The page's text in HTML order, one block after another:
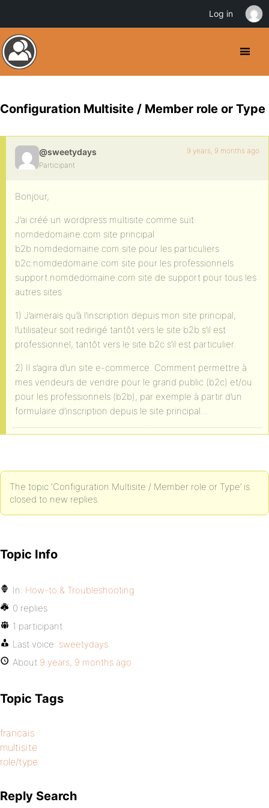
Configuration Multisite / Member role or Type
@sweetydays
Participant
9 years, 9 months ago
Bonjour,
J’ai créé un wordpress multisite comme suit:
nomdedomaine.com site principal
b2b.nomdedomaine.com site pour les particuliers
b2c.nomdedomaine.com site pour les professionnels
support.nomdedomaine.com site de support pour tous les
autres sites
1) J’aimerais qu’à l’inscription depuis mon site principal,
l’utilisateur soit redirigé tantôt vers le site b2b s’il est
professionnel, tantôt vers le site b2c s’il est particulier.
2) Il s’agira d’un site e-commerce. Comment permettre à
mes vendeurs de vendre pour le grand public (b2c) et/ou
pour les professionnels (b2b), par exemple à partir d’un
formulaire d’inscription depuis le site principal…
The topic ‘Configuration Multisite / Member role or Type’ is
closed to new replies.
Topic Info
In: How-to & Troubleshooting
0 replies
1 participant
Last voice: sweetydays
About 9 years, 9 months ago
Topic Tags
francais
multisite
role/type
Reply Search
Log in